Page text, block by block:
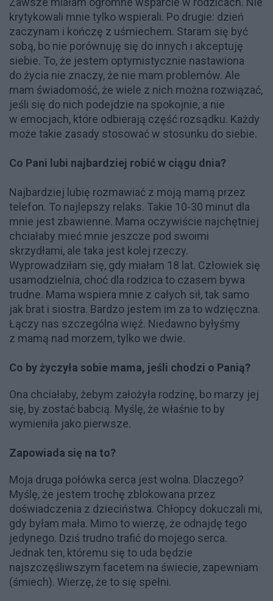
krytykowali mnie tylko wspierali. Po drugie: dzień
zaczynam i kończę z uśmiechem. Staram się być
sobą, bo nie porównuję się do innych i akceptuję
siebie. To, że jestem optymistycznie nastawiona
do życia nie znaczy, że nie mam problemów. Ale
mam świadomość, że wiele z nich można rozwiązać,
jeśli się do nich podejdzie na spokojnie, a nie
w emocjach, które odbierają część rozsądku. Każdy
może takie zasady stosować w stosunku do siebie.
Co Pani lubi najbardziej robić w ciągu dnia?
Najbardziej lubię rozmawiać z moją mamą przez
telefon. To najlepszy relaks. Takie 10-30 minut dla
mnie jest zbawienne. Mama oczywiście najchętniej
chciałaby mieć mnie jeszcze pod swoimi
skrzydłami, ale taka jest kolej rzeczy.
Wyprowadziłam się, gdy miałam 18 lat. Człowiek się
usamodzielnia, choć dla rodzica to czasem bywa
trudne. Mama wspiera mnie z całych sił, tak samo
jak brat i siostra. Bardzo jestem im za to wdzięczna.
Łączy nas szczególna więź. Niedawno byłyśmy
z mamą nad morzem, tylko we dwie.
Co by życzyła sobie mama, jeśli chodzi o Panią?
Ona chciałaby, żebym założyła rodzinę, bo marzy jej
się, by zostać babcią. Myślę, że właśnie to by
wymieniła jako pierwsze.
Zapowiada się na to?
Moja druga połówka serca jest wolna. Dlaczego?
Myślę, że jestem trochę zblokowana przez
doświadczenia z dzieciństwa. Chłopcy dokuczali mi,
gdy byłam mała. Mimo to wierzę, że odnajdę tego
jedynego. Dziś trudno trafić do mojego serca.
Jednak ten, któremu się to uda będzie
najszczęśliwszym facetem na świecie, zapewniam
(śmiech). Wierzę, że to się spełni.